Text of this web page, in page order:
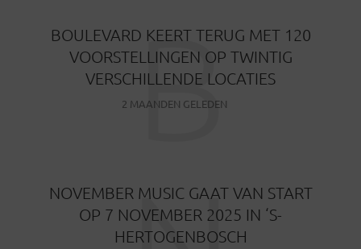
BOULEVARD KEERT TERUG MET 120
VOORSTELLINGEN OP TWINTIG
VERSCHILLENDE LOCATIES
2 MAANDEN GELEDEN
B
NOVEMBER MUSIC GAAT VAN START
OP 7 NOVEMBER 2025 IN ‘S-
HERTOGENBOSCH